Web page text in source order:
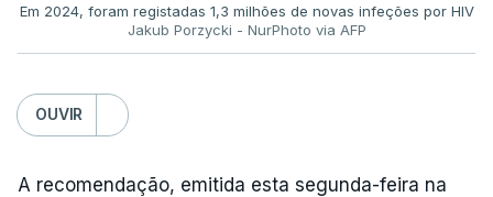
Em 2024, foram registadas 1,3 milhões de novas infeções por HIV
Jakub Porzycki - NurPhoto via AFP
OUVIR
A recomendação, emitida esta segunda-feira na